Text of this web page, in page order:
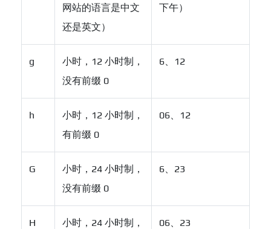
网站的语言是中文
还是英文）
下午）
g
小时，12 小时制，
没有前缀 0
6、12
h
小时，12 小时制，
有前缀 0
06、12
G
小时，24 小时制，
没有前缀 0
6、23
H
小时，24 小时制，
06、23